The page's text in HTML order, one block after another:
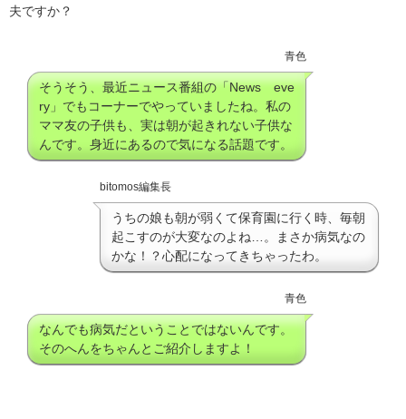
夫ですか？
青色
そうそう、最近ニュース番組の「News eve
ry」でもコーナーでやっていましたね。私の
ママ友の子供も、実は朝が起きれない子供な
んです。身近にあるので気になる話題です。
bitomos編集長
うちの娘も朝が弱くて保育園に行く時、毎朝
起こすのが大変なのよね…。まさか病気なの
かな！？心配になってきちゃったわ。
青色
なんでも病気だということではないんです。
そのへんをちゃんとご紹介しますよ！